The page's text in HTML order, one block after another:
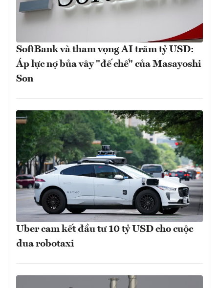
SoftBank và tham vọng AI trăm tỷ USD:
Áp lực nợ bủa vây "đế chế" của Masayoshi
Son
Uber cam kết đầu tư 10 tỷ USD cho cuộc
đua robotaxi